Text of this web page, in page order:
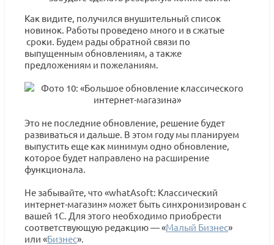
Как видите, получился внушительный список
новинок. Работы проведено много и в сжатые
сроки. Будем рады обратной связи по
выпущенным обновлениям, а также
предложениям и пожеланиям.
Это не последние обновление, решение будет
развиваться и дальше. В этом году мы планируем
выпустить еще как минимум одно обновление,
которое будет направлено на расширение
функционала.
Не забывайте, что «whatAsoft: Классический
интернет-магазин» может быть синхронизирован с
вашей 1С. Для этого необходимо приобрести
соответствующую редакцию — «Малый Бизнес»
или «Бизнес».